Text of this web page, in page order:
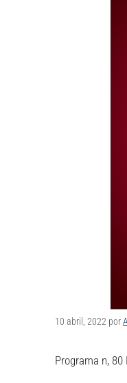
10 abril, 2022 por
Programa n,